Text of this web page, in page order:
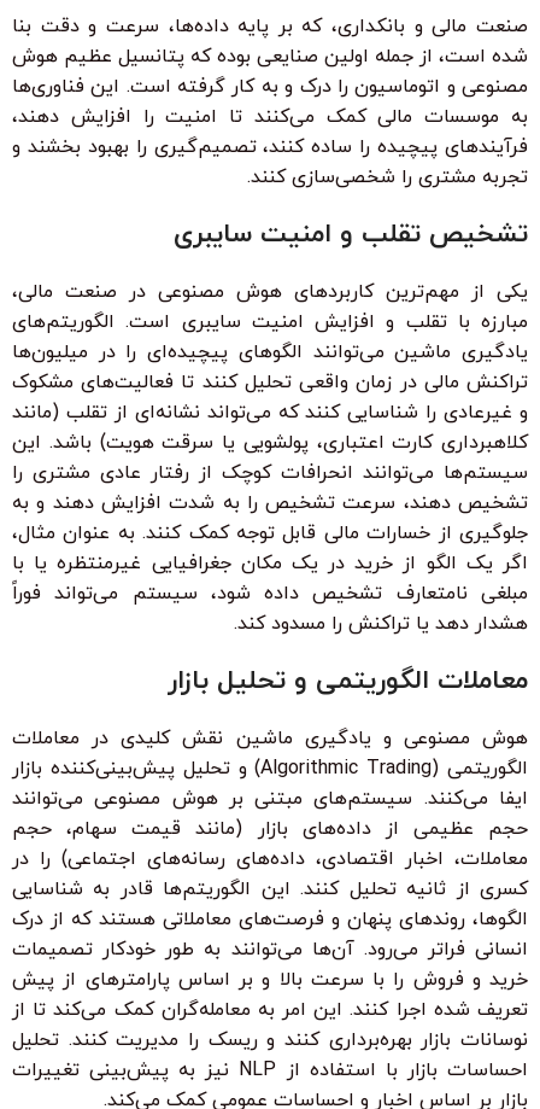
صنعت مالی و بانکداری، که بر پایه داده‌ها، سرعت و دقت بنا
شده است، از جمله اولین صنایعی بوده که پتانسیل عظیم هوش
مصنوعی و اتوماسیون را درک و به کار گرفته است. این فناوری‌ها
به موسسات مالی کمک می‌کنند تا امنیت را افزایش دهند،
فرآیندهای پیچیده را ساده کنند، تصمیم‌گیری را بهبود بخشند و
تجربه مشتری را شخصی‌سازی کنند.
تشخیص تقلب و امنیت سایبری
یکی از مهم‌ترین کاربردهای هوش مصنوعی در صنعت مالی،
مبارزه با تقلب و افزایش امنیت سایبری است. الگوریتم‌های
یادگیری ماشین می‌توانند الگوهای پیچیده‌ای را در میلیون‌ها
تراکنش مالی در زمان واقعی تحلیل کنند تا فعالیت‌های مشکوک
و غیرعادی را شناسایی کنند که می‌تواند نشانه‌ای از تقلب (مانند
کلاهبرداری کارت اعتباری، پولشویی یا سرقت هویت) باشد. این
سیستم‌ها می‌توانند انحرافات کوچک از رفتار عادی مشتری را
تشخیص دهند، سرعت تشخیص را به شدت افزایش دهند و به
جلوگیری از خسارات مالی قابل توجه کمک کنند. به عنوان مثال،
اگر یک الگو از خرید در یک مکان جغرافیایی غیرمنتظره یا با
مبلغی نامتعارف تشخیص داده شود، سیستم می‌تواند فوراً
هشدار دهد یا تراکنش را مسدود کند.
معاملات الگوریتمی و تحلیل بازار
هوش مصنوعی و یادگیری ماشین نقش کلیدی در معاملات
الگوریتمی (Algorithmic Trading) و تحلیل پیش‌بینی‌کننده بازار
ایفا می‌کنند. سیستم‌های مبتنی بر هوش مصنوعی می‌توانند
حجم عظیمی از داده‌های بازار (مانند قیمت سهام، حجم
معاملات، اخبار اقتصادی، داده‌های رسانه‌های اجتماعی) را در
کسری از ثانیه تحلیل کنند. این الگوریتم‌ها قادر به شناسایی
الگوها، روندهای پنهان و فرصت‌های معاملاتی هستند که از درک
انسانی فراتر می‌رود. آن‌ها می‌توانند به طور خودکار تصمیمات
خرید و فروش را با سرعت بالا و بر اساس پارامترهای از پیش
تعریف شده اجرا کنند. این امر به معامله‌گران کمک می‌کند تا از
نوسانات بازار بهره‌برداری کنند و ریسک را مدیریت کنند. تحلیل
احساسات بازار با استفاده از NLP نیز به پیش‌بینی تغییرات
بازار بر اساس اخبار و احساسات عمومی کمک می‌کند.